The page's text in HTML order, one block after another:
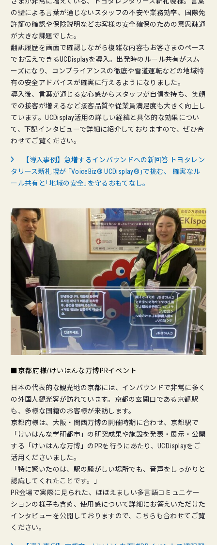
の壁による言葉が通じないスタッフの不安や業務効率、国際免
許証の確認や保険説明などお客様の安全確保のための意思疎通
が大きな課題でした。
翻訳履歴を画面で確認しながら複雑な内容もお客さまのペース
でお伝えできるUCDisplayを導入。出発時のルール共有がスム
ーズになり、コンプライアンスの徹底や雪道運転などの地域特
有の安全アドバイスが確実に行えるようになりました。
導入後、言葉が通じる安心感からスタッフが自信を持ち、笑顔
での接客が増えるなど接客品質や従業員満足度も大きく向上し
ています。UCDisplay活用の詳しい経緯と具体的な効果につい
て、下記インタビューで詳細に紹介しておりますので、ぜひ合
わせてご覧ください。
【導入事例】急増するインバウンドへの新回答 トヨタレン
タリース新札幌が ｢VoiceBiz® UCDisplay®｣で挑む、 確実なル
ール共有と｢地域の安全｣を守るおもてなし。
■京都府様/けいはんな万博PRイベント
日本の代表的な観光地の京都には、インバウンドで非常に多く
の外国人観光客が訪れています。京都の玄関口である京都駅
も、多様な国籍のお客様が来訪します。
京都府様は、大阪・関西万博の開催時期に合わせ、京都駅で
「けいはんな学研都市」の研究成果や施設を発表・展示・公開
する「けいはんな万博」のPRを行うにあたり、UCDisplayをご
活用くださいました。
「特に驚いたのは、駅の騒がしい場所でも、音声をしっかりと
認識してくれたことです。」
PR会場で実際に見られた、ほほえましい多言語コミュニケー
ションの様子も含め、使用感について詳細にお答えいただけた
インタビューを公開しておりますので、こちらも合わせてご覧
ください。